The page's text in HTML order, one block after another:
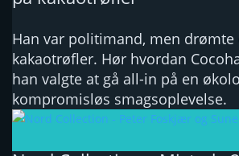
Han var politimand, men drømte
kakaotrøfler. Hør hvordan
han valgte at gå all-in på en
kompromisløs smagsoplevelse.